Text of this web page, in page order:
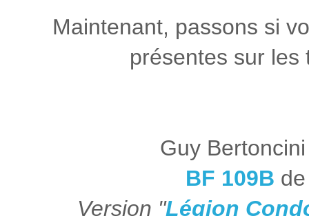
Maintenant, passons si
présentes sur les
Guy
BF 109B
Version "Légion